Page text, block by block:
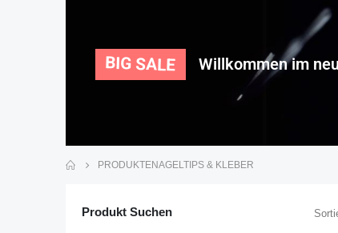
BIG SALE Willkommen im
PRODUKTENAGELTIPS & KLEBER
Produkt Suchen